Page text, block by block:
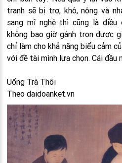
tranh sẽ bị trơ, khô, nông và
sang mĩ nghệ thì cũng là
không bao giờ gánh trọn được
chỉ làm cho khả năng biểu cảm
với đề tài mình lựa chọn. Cái đầu
Uống Trà Thôi
Theo daidoanket.vn